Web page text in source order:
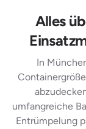
Alles
In
umfangreiche
Entrümpelung